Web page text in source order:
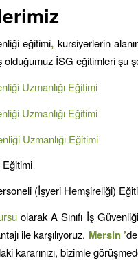
eğitimi, kursiyerlerin
olduğumuz İSG eğitimleri şu
Uzmanlığı Eğitimi
Uzmanlığı Eğitimi
Uzmanlığı Eğitimi
Eğitimi
(İşyeri Hemşireliği)
olarak A Sınıfı İş
ile karşılıyoruz. Mersin ’
kararınızı, bizimle